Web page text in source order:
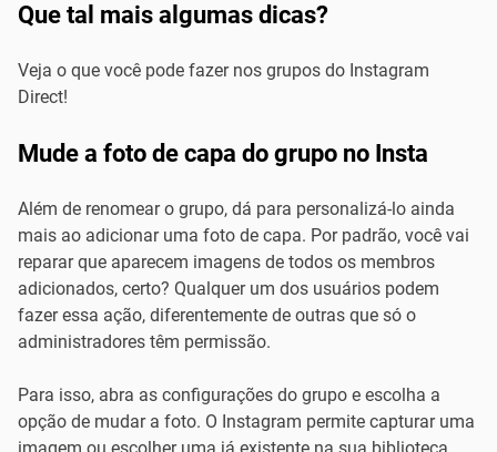
Que tal mais algumas dicas?
Veja o que você pode fazer nos grupos do Instagram
Direct!
Mude a foto de capa do grupo no Insta
Além de renomear o grupo, dá para personalizá-lo ainda
mais ao adicionar uma foto de capa. Por padrão, você vai
reparar que aparecem imagens de todos os membros
adicionados, certo? Qualquer um dos usuários podem
fazer essa ação, diferentemente de outras que só o
administradores têm permissão.
Para isso, abra as configurações do grupo e escolha a
opção de mudar a foto. O Instagram permite capturar uma